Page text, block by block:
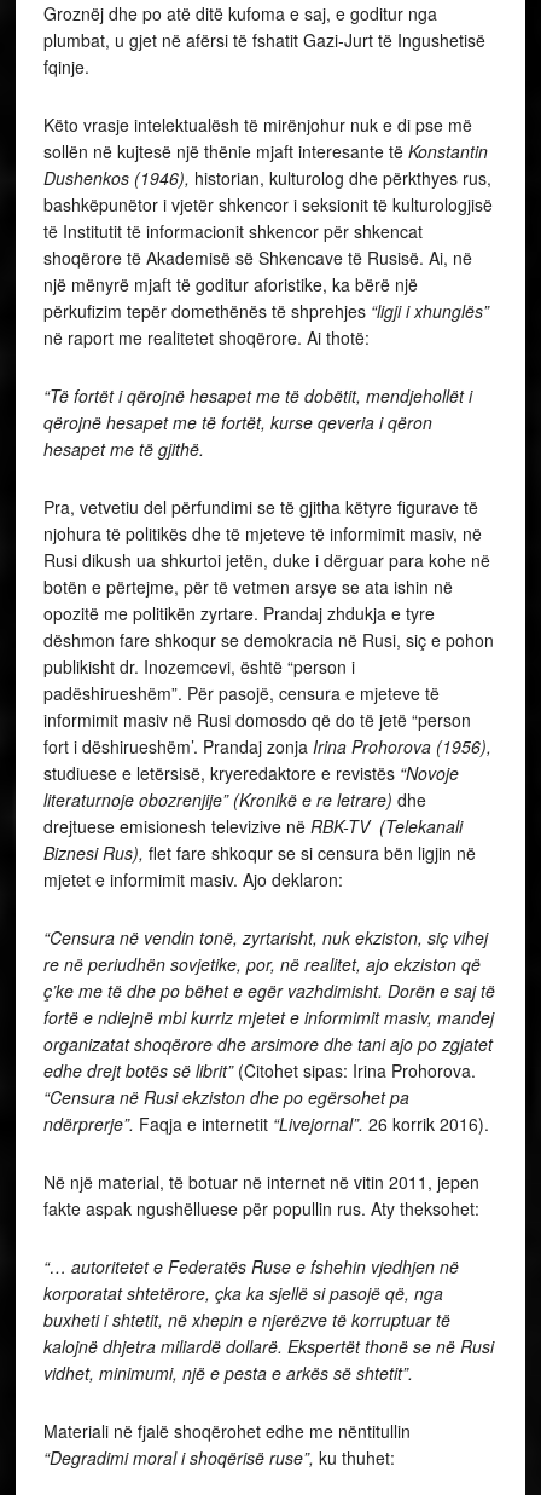
Groznëj dhe po atë ditë kufoma e saj, e goditur nga
plumbat, u gjet në afërsi të fshatit Gazi-Jurt të Ingushetisë
fqinje.
Këto vrasje intelektualësh të mirënjohur nuk e di pse më
sollën në kujtesë një thënie mjaft interesante të Konstantin
Dushenkos (1946), historian, kulturolog dhe përkthyes rus,
bashkëpunëtor i vjetër shkencor i seksionit të kulturologjisë
të Institutit të informacionit shkencor për shkencat
shoqërore të Akademisë së Shkencave të Rusisë. Ai, në
një mënyrë mjaft të goditur aforistike, ka bërë një
përkufizim tepër domethënës të shprehjes “ligji i xhunglës”
në raport me realitetet shoqërore. Ai thotë:
“Të fortët i qërojnë hesapet me të dobëtit, mendjehollët i
qërojnë hesapet me të fortët, kurse qeveria i qëron
hesapet me të gjithë.
Pra, vetvetiu del përfundimi se të gjitha këtyre figurave të
njohura të politikës dhe të mjeteve të informimit masiv, në
Rusi dikush ua shkurtoi jetën, duke i dërguar para kohe në
botën e përtejme, për të vetmen arsye se ata ishin në
opozitë me politikën zyrtare. Prandaj zhdukja e tyre
dëshmon fare shkoqur se demokracia në Rusi, siç e pohon
publikisht dr. Inozemcevi, është “person i
padëshirueshëm”. Për pasojë, censura e mjeteve të
informimit masiv në Rusi domosdo që do të jetë “person
fort i dëshirueshëm’. Prandaj zonja Irina Prohorova (1956),
studiuese e letërsisë, kryeredaktore e revistës “Novoje
literaturnoje obozrenjije” (Kronikë e re letrare) dhe
drejtuese emisionesh televizive në RBK-TV (Telekanali
Biznesi Rus), flet fare shkoqur se si censura bën ligjin në
mjetet e informimit masiv. Ajo deklaron:
“Censura në vendin tonë, zyrtarisht, nuk ekziston, siç vihej
re në periudhën sovjetike, por, në realitet, ajo ekziston që
ç’ke me të dhe po bëhet e egër vazhdimisht. Dorën e saj të
fortë e ndiejnë mbi kurriz mjetet e informimit masiv, mandej
organizatat shoqërore dhe arsimore dhe tani ajo po zgjatet
edhe drejt botës së librit” (Citohet sipas: Irina Prohorova.
“Censura në Rusi ekziston dhe po egërsohet pa
ndërprerje”. Faqja e internetit “Livejornal”. 26 korrik 2016).
Në një material, të botuar në internet në vitin 2011, jepen
fakte aspak ngushëlluese për popullin rus. Aty theksohet:
“… autoritetet e Federatës Ruse e fshehin vjedhjen në
korporatat shtetërore, çka ka sjellë si pasojë që, nga
buxheti i shtetit, në xhepin e njerëzve të korruptuar të
kalojnë dhjetra miliardë dollarë. Ekspertët thonë se në Rusi
vidhet, minimumi, një e pesta e arkës së shtetit”.
Materiali në fjalë shoqërohet edhe me nëntitullin
“Degradimi moral i shoqërisë ruse”, ku thuhet: